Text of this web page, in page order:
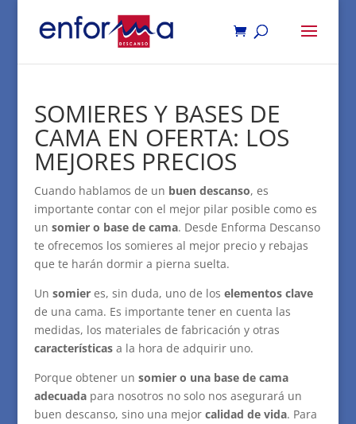
SOMIERES Y BASES DE
CAMA EN OFERTA: LOS
MEJORES PRECIOS
Cuando hablamos de un buen descanso, es
importante contar con el mejor pilar posible como es
un somier o base de cama. Desde Enforma Descanso
te ofrecemos los somieres al mejor precio y rebajas
que te harán dormir a pierna suelta.
Un somieres, sin duda, uno de los elementos clave
de una cama. Es importante tener en cuenta las
medidas, los materiales de fabricación y otras
característicasa la hora de adquirir uno.
Porque obtener un somier o una base de cama
adecuadapara nosotros no solo nos asegurará un
buen descanso, sino una mejor calidad de vida. Para